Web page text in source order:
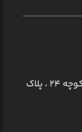
استان قم ، شهر قم ، خیابان جوادالائمه ، کوچه ۲۴ ، پلاک